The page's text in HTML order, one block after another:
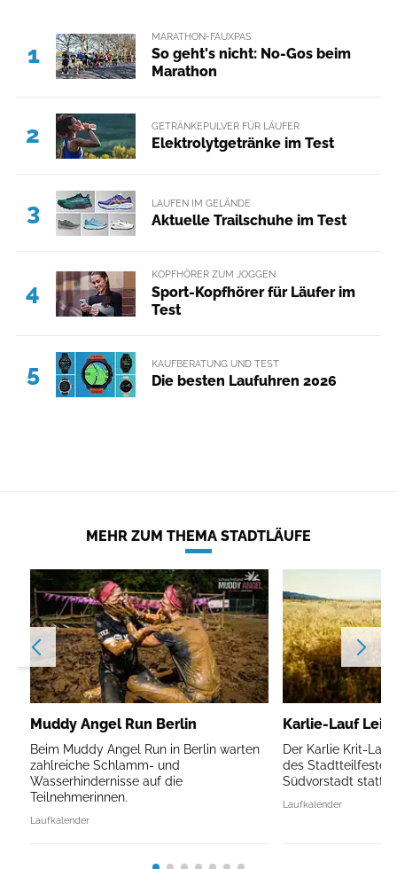
1
MARATHON-FAUXPAS
So geht's nicht: No-Gos beim
Marathon
2 GETRÄNKEPULVER FÜR LÄUFER
Elektrolytgetränke im Test
3 LAUFEN IM GELÄNDE
Aktuelle Trailschuhe im Test
4
KOPFHÖRER ZUM JOGGEN
Sport-Kopfhörer für Läufer im
Test
5 KAUFBERATUNG UND TEST
Die besten Laufuhren 2026
MEHR ZUM THEMA STADTLÄUFE
Muddy Angel Run Berlin
Beim Muddy Angel Run in Berlin warten
zahlreiche Schlamm- und
Wasserhindernisse auf die
Teilnehmerinnen.
Laufkalender
Karlie-Lauf
Der Karlie Krit-
des Stadtteilfestes
Südvorstadt statt.
Laufkalender